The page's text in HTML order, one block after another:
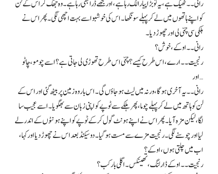
رانی۔۔ ٹھیک ہے، یہ تو بڑا پیارا لگ رہا ہے، اور مجھے ڈرا بھی رہا ہے۔ وہ جھک کر اس کے لن
کو اپنے ہاتھوں میں لے کر پہلے سونگھا۔ اس کی خوشبو اسے بہت اچھی لگی۔ پھر اس نے
ہلکی سی چمّی لی اور چھوڑ دیا۔
رانی۔۔ اوکے، خوش؟
رنجیت۔۔ ارے، اس طرح کیسے؟ چمّی اس طرح تھوڑی لی جاتی ہے؟ اسے چومو، چاٹو
اور…
رانی۔۔ یہ آخری ہوگا، ورنہ میں لیٹ ہوجاؤں گی۔ اس بار وہ زمین پر بیٹھ گئی اور اس کے
لن کو ہاتھ میں لے کر پہلے چوما، پھر ہلکے سےٹوپے کو اپنی زبان سے بھگویا۔ اسے عجیب سا
لگا، لیکن مزہ آیا۔ پھر اس نے اپنے ہونٹ گول کرکے ٹوپے کو اپنے ہونٹوں کے اندر لے
لیا اور چوسنے لگی۔ رنجیت مزے سے مست ہوگیا ۔ دو سیکنڈ بعد اس نے چھوڑ دیا اور کہا،
اب میں چلتی ہوں، اوکے؟
رنجیت۔۔ اوکے ڈارلنگ، تھینکس۔ اگلی بار کب؟